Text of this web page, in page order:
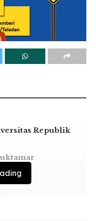
Republik